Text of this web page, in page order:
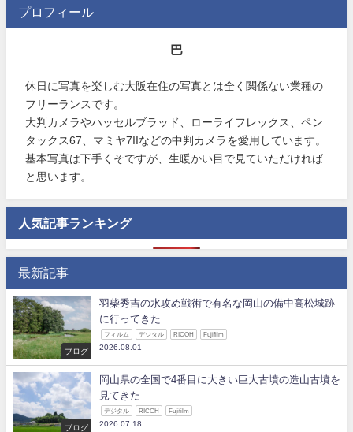
プロフィール
巴
休日に写真を楽しむ大阪在住の写真とは全く関係ない業種の
フリーランスです。
大判カメラやハッセルブラッド、ローライフレックス、ペン
タックス67、マミヤ7IIなどの中判カメラを愛用しています。
基本写真は下手くそですが、生暖かい目で見ていただければ
と思います。
人気記事ランキング
最新記事
ブログ
羽柴秀吉の水攻め戦術で有名な岡山の備中高松城跡
に行ってきた
フィルム デジタル RICOH Fujifilm
2026.08.01
ブログ
岡山県の全国で4番目に大きい巨大古墳の造山古墳を
見てきた
デジタル RICOH Fujifilm
2026.07.18